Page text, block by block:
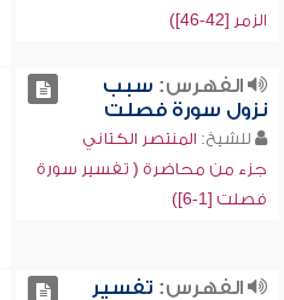
الزمر [42-46])
الفهرس: سبب
نزول سورة فصلت
للشيخ: المنتصر الكتاني
جزء من محاضرة ( تفسير سورة
فصلت [1-6])
الفهرس: تفسير